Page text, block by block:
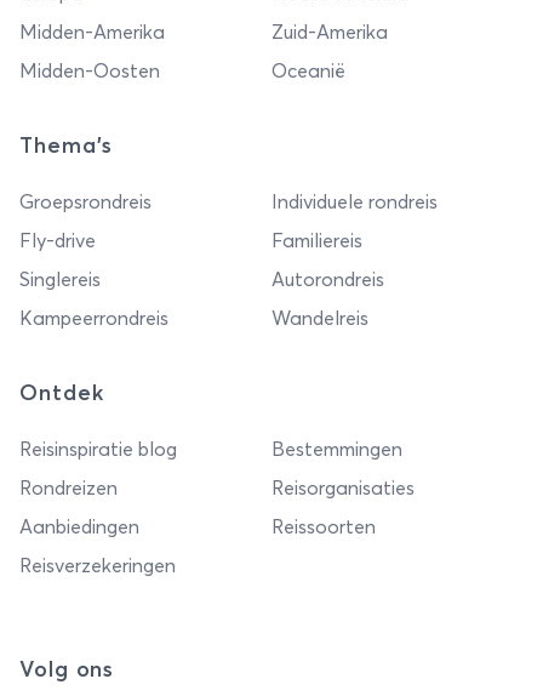
Midden-Amerika
Zuid-Amerika
Midden-Oosten
Oceanië
Thema's
Groepsrondreis
Individuele rondreis
Fly-drive
Familiereis
Singlereis
Autorondreis
Kampeerrondreis
Wandelreis
Ontdek
Reisinspiratie blog
Bestemmingen
Rondreizen
Reisorganisaties
Aanbiedingen
Reissoorten
Reisverzekeringen
Volg ons